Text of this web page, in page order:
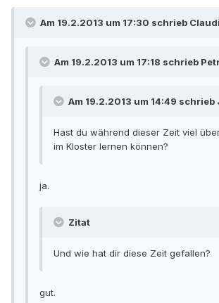
Am 19.2.2013 um 17:30 schrieb
Am 19.2.2013 um 17:18 schrieb
Am 19.2.2013 um 14:49 schrieb
Hast du während dieser Zeit viel
im Kloster lernen können?
ja.
Zitat
Und wie hat dir diese Zeit gefallen?
gut.